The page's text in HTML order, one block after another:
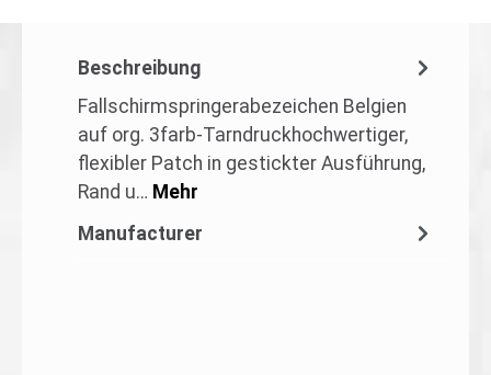
Beschreibung
Fallschirmspringerabezeichen Belgien
auf org. 3farb-Tarndruckhochwertiger,
flexibler Patch in gestickter Ausführung,
Rand u… Mehr
Manufacturer